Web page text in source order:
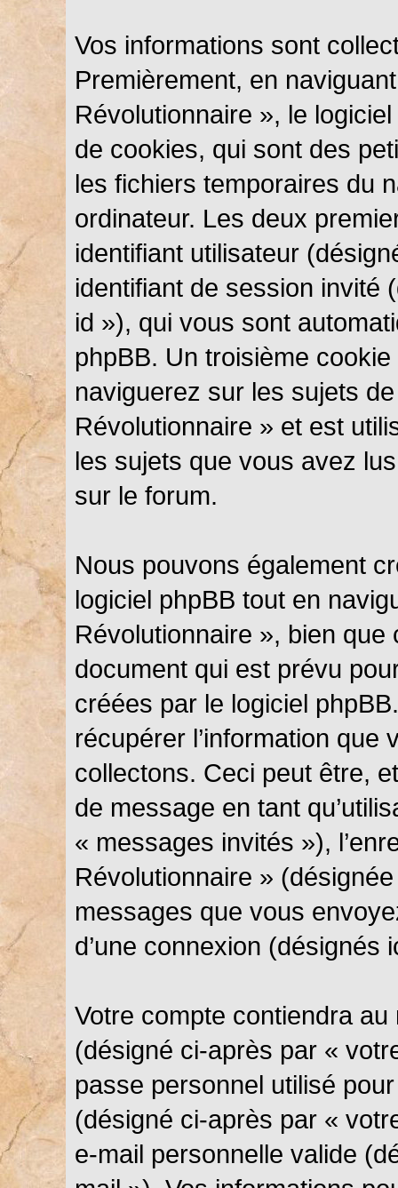
Vos informations sont
Premièrement, en
Révolutionnaire », le
de cookies, qui sont des
les fichiers temporaires du
ordinateur. Les deux
identifiant utilisateur
identifiant de session invité
id »), qui vous sont
phpBB. Un troisième
naviguerez sur les sujets
Révolutionnaire » et est
les sujets que vous avez
sur le forum.
Nous pouvons également
logiciel phpBB tout en
Révolutionnaire », bien
document qui est prévu
créées par le logiciel
récupérer l’information
collectons. Ceci peut être,
de message en tant
« messages invités »),
Révolutionnaire »
messages que vous
d’une connexion
Votre compte contiendra
(désigné ci-après par «
passe personnel utilisé
(désigné ci-après par «
e-mail personnelle valide